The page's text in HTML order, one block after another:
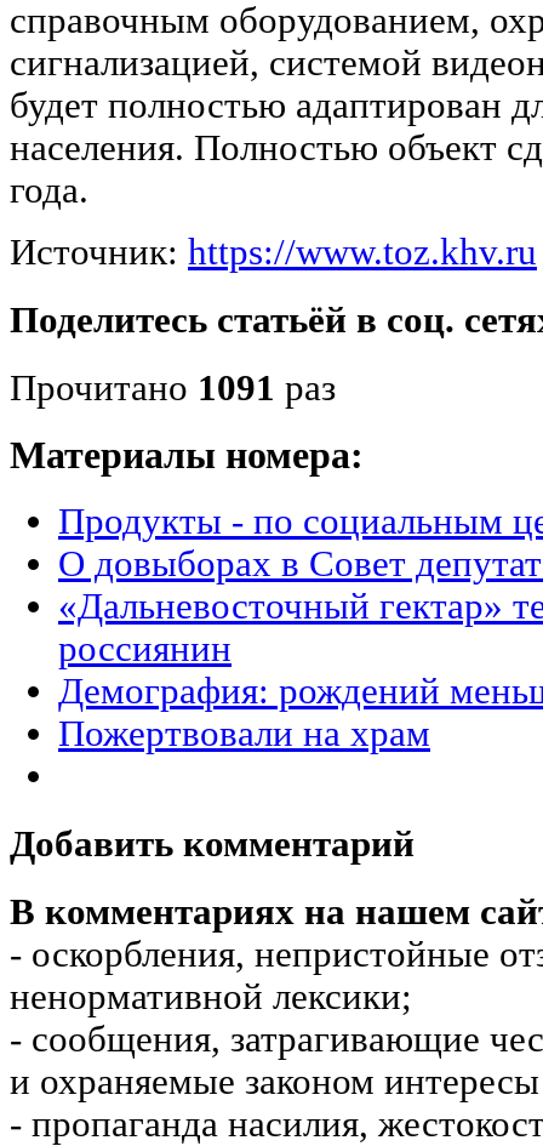
справочным оборудованием,
сигнализацией, системой
будет полностью адаптирован
населения. Полностью объект
года.
Источник: https://www.toz.khv.ru
Поделитесь статьёй в соц.
Прочитано 1091 раз
Материалы номера:
Продукты - по социальным
О довыборах в Совет
«Дальневосточный гектар»
россиянин
Демография: рождений
Пожертвовали на храм
Добавить комментарий
В комментариях на нашем
- оскорбления, непристойные
ненормативной лексики;
- сообщения, затрагивающие
и охраняемые законом
- пропаганда насилия,